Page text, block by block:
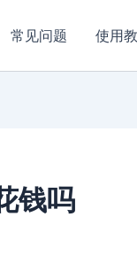
常见问题 使用
钱吗